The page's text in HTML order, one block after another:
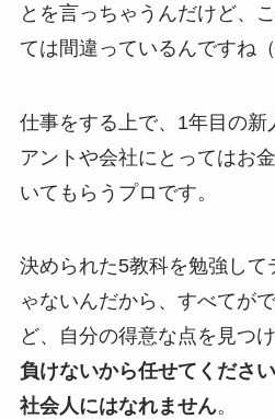
とを言っちゃうんだけど、
ては間違っているんですね（
仕事をする上で、1年目の新
アントや会社にとってはお
いてもらうプロです。
決められた5教科を勉強して
ゃないんだから、すべてが
ど、自分の得意な点を見つけ
負けないから任せてください
社会人にはなれません。